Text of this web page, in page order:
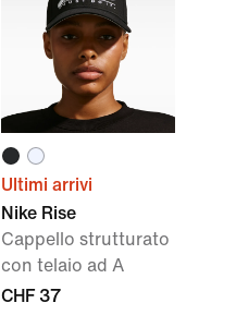
Ultimi arrivi
Nike Rise
Cappello strutturato
con telaio ad A
CHF 37